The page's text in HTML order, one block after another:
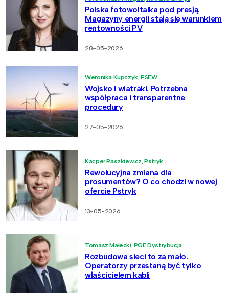
Polska fotowoltaika pod presją.
Magazyny energii stają się warunkiem
rentowności PV
28-05-2026
Weronika Kupczyk, PSEW
Wojsko i wiatraki. Potrzebna
współpraca i transparentne
procedury
27-05-2026
Kacper Raszkiewicz, Pstryk
Rewolucyjna zmiana dla
prosumentów? O co chodzi w nowej
ofercie Pstryk
13-05-2026
Tomasz Małecki, PGE Dystrybucja
Rozbudowa sieci to za mało.
Operatorzy przestaną być tylko
właścicielem kabli